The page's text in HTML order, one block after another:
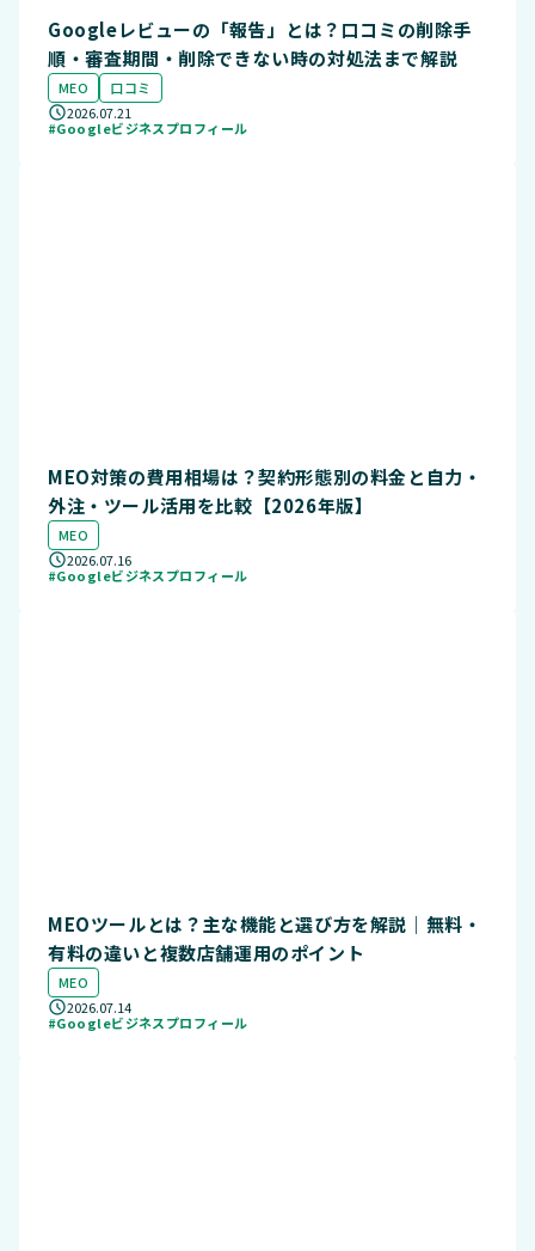
Googleレビューの「報告」とは？口コミの削除手
順・審査期間・削除できない時の対処法まで解説
MEO
口コミ
2026.07.21
#Googleビジネスプロフィール
MEO対策の費用相場は？契約形態別の料金と自力・
外注・ツール活用を比較【2026年版】
MEO
2026.07.16
#Googleビジネスプロフィール
MEOツールとは？主な機能と選び方を解説｜無料・
有料の違いと複数店舗運用のポイント
MEO
2026.07.14
#Googleビジネスプロフィール